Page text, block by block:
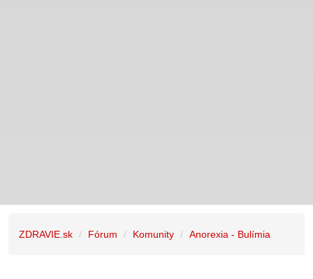
ZDRAVIE.sk Fórum Komunity Anorexia - Bulímia